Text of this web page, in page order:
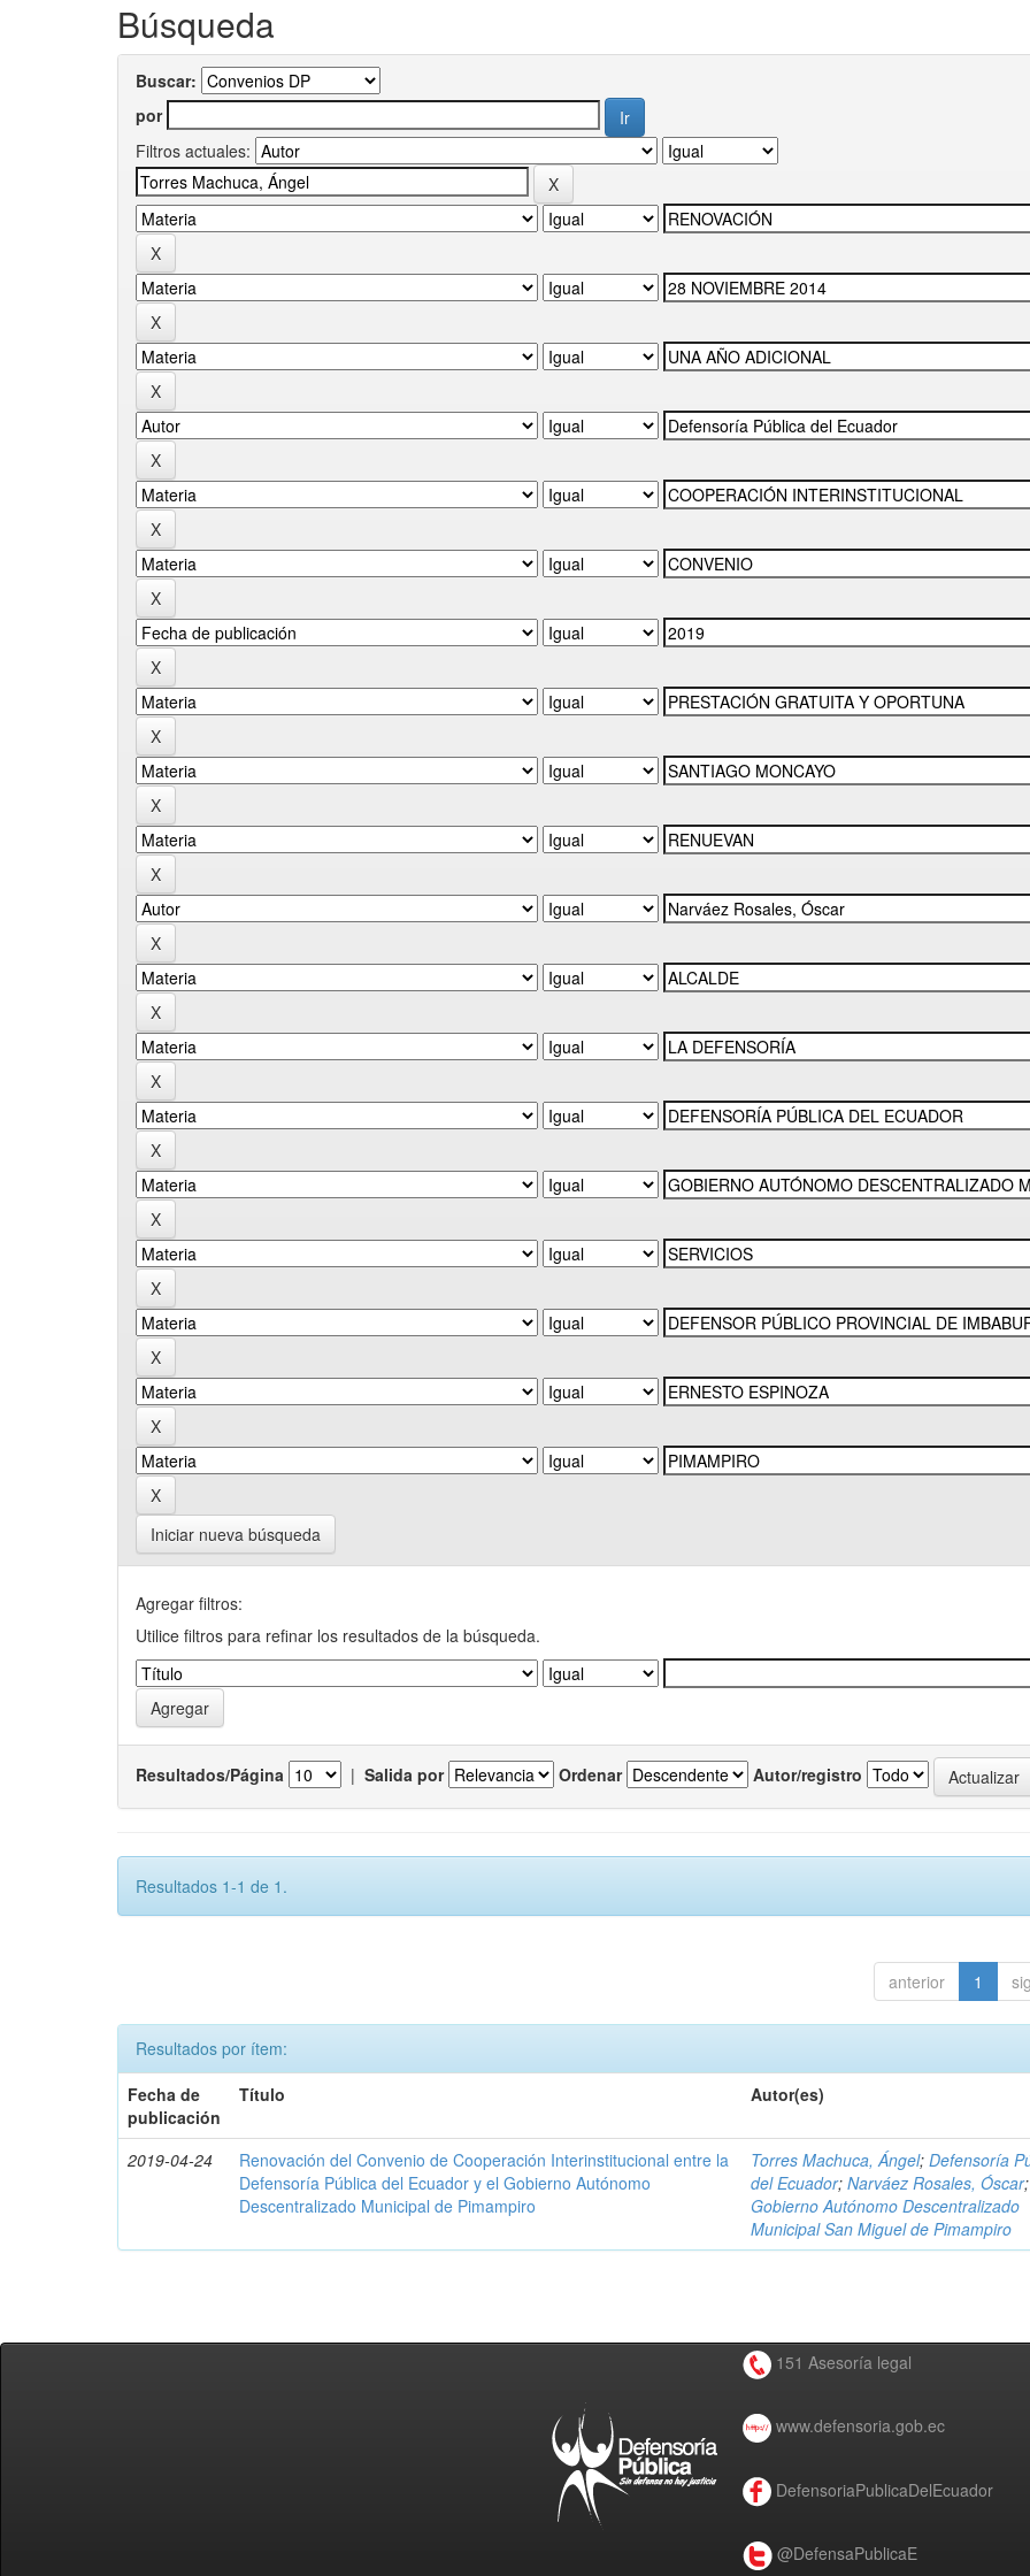
Búsqueda
Buscar:
por
Filtros actuales:
Iniciar nueva búsqueda
Agregar filtros:
Utilice filtros para refinar los resultados de la búsqueda.
Resultados/Página | Salida por Ordenar Autor/registro
Resultados 1-1 de 1.
anterior 1
Resultados por ítem:
Fecha de
publicación
Título Autor(es)
2019-04-24
Renovación del Convenio de Cooperación Interinstitucional entre la
Defensoría Pública del Ecuador y el Gobierno Autónomo
Descentralizado Municipal de Pimampiro
Torres Machuca, Ángel;Defensoría
del Ecuador;Narváez Rosales, Óscar;
Gobierno Autónomo Descentralizado
Municipal San Miguel de Pimampiro
151 Asesoría legal
www.defensoria.gob.ec
DefensoriaPublicaDelEcuador
@DefensaPublicaE